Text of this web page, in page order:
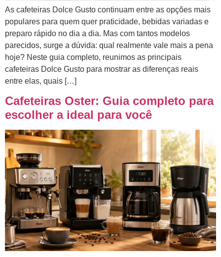
As cafeteiras Dolce Gusto continuam entre as opções mais
populares para quem quer praticidade, bebidas variadas e
preparo rápido no dia a dia. Mas com tantos modelos
parecidos, surge a dúvida: qual realmente vale mais a pena
hoje? Neste guia completo, reunimos as principais
cafeteiras Dolce Gusto para mostrar as diferenças reais
entre elas, quais […]
Cafeteiras Oster: Guia completo para
escolher a ideal para você